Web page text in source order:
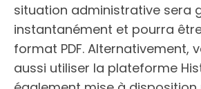
situation administrative sera
instantanément et pourra
format PDF. Alternativement,
aussi utiliser la plateforme